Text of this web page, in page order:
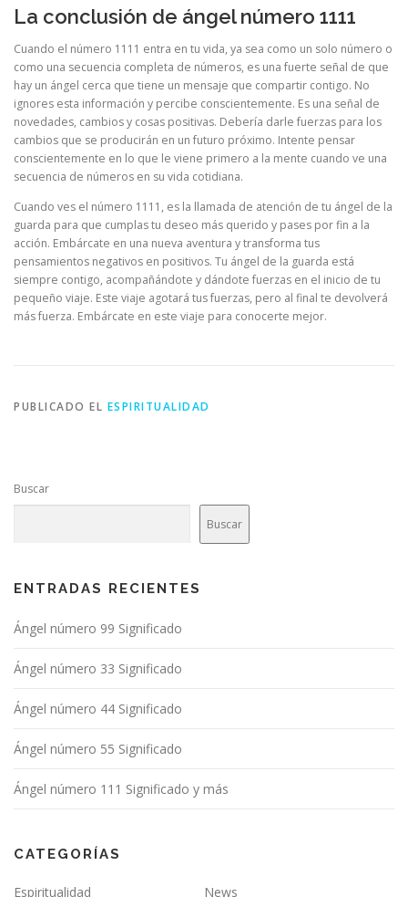
La conclusión de ángel número 1111
Cuando el número 1111 entra en tu vida, ya sea como un solo número o
como una secuencia completa de números, es una fuerte señal de que
hay un ángel cerca que tiene un mensaje que compartir contigo. No
ignores esta información y percibe conscientemente. Es una señal de
novedades, cambios y cosas positivas. Debería darle fuerzas para los
cambios que se producirán en un futuro próximo. Intente pensar
conscientemente en lo que le viene primero a la mente cuando ve una
secuencia de números en su vida cotidiana.
Cuando ves el número 1111, es la llamada de atención de tu ángel de la
guarda para que cumplas tu deseo más querido y pases por fin a la
acción. Embárcate en una nueva aventura y transforma tus
pensamientos negativos en positivos. Tu ángel de la guarda está
siempre contigo, acompañándote y dándote fuerzas en el inicio de tu
pequeño viaje. Este viaje agotará tus fuerzas, pero al final te devolverá
más fuerza. Embárcate en este viaje para conocerte mejor.
PUBLICADO EL ESPIRITUALIDAD
Buscar
Buscar
ENTRADAS RECIENTES
Ángel número 99 Significado
Ángel número 33 Significado
Ángel número 44 Significado
Ángel número 55 Significado
Ángel número 111 Significado y más
CATEGORÍAS
Espiritualidad News